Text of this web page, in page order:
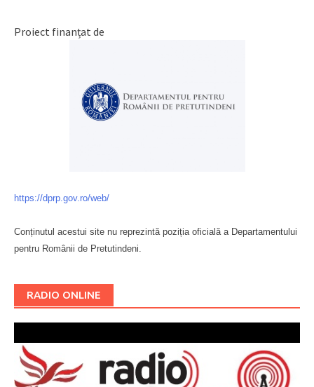
Proiect finanțat de
https://dprp.gov.ro/web/
Conținutul acestui site nu reprezintă poziția oficială a Departamentului
pentru Românii de Pretutindeni.
RADIO ONLINE